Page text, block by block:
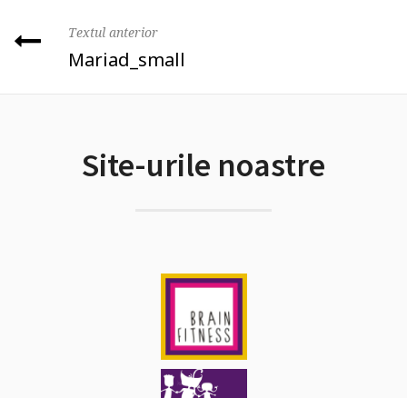
Textul anterior
Mariad_small
Site-urile noastre